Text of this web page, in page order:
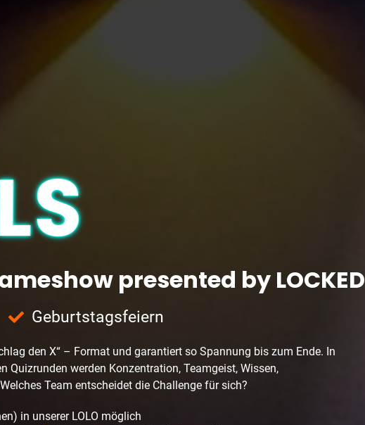
presented by LOCKED
Geburtstagsfeiern
den X“ – Format und garantiert so Spannung bis zum Ende. In
Quizrunden werden Konzentration, Teamgeist, Wissen,
Team entscheidet die Challenge für sich?
in unserer LOLO möglich